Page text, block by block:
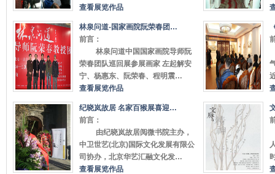
查看展览作品
林泉问道-国家画院阮荣春团…
前言：
林泉问道中国国家画院导师阮
荣春团队巡回展参展画家 左起解安
宁、杨惠东、阮荣春、程明震…
查看展览作品
纪晓岚故居 名家百猴展喜迎…
前言：
由纪晓岚故居阅微书院主办，
中卫世艺(北京)国际文化发展有限公
司协办，北京华艺汇融文化发…
查看展览作品